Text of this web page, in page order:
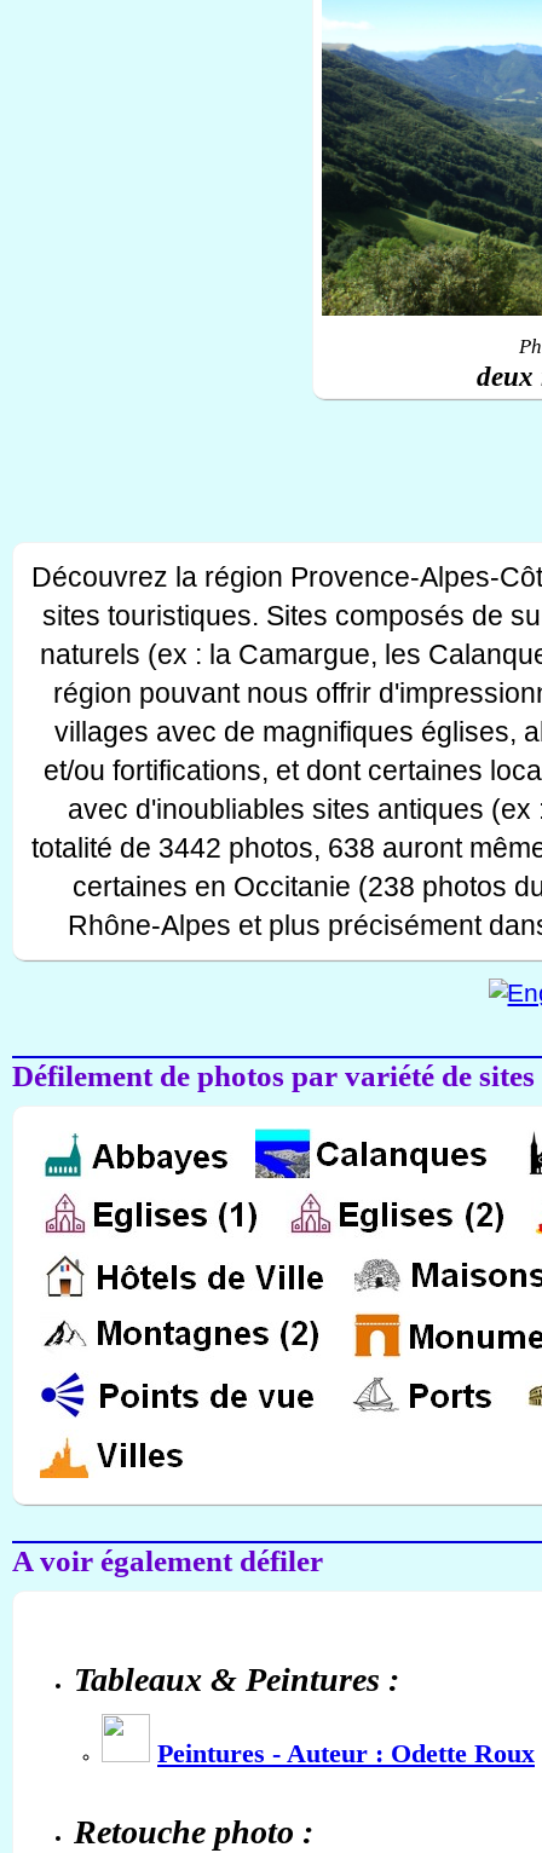
deux
Découvrez la région Provence-Alpes-
sites touristiques. Sites composés de
naturels (ex : la Camargue, les
région pouvant nous offrir
villages avec de magnifiques églises,
et/ou fortifications, et dont certaines
avec d'inoubliables sites antiques
totalité de 3442 photos, 638 auront
certaines en Occitanie (238 photos
Rhône-Alpes et plus précisément
Défilement de photos par variété de
A voir également défiler
Tableaux & Peintures :
Peintures - Auteur : Odette Roux
Retouche photo :